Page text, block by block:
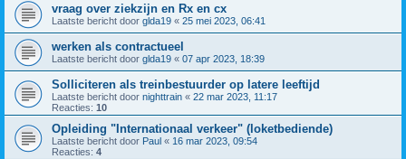
vraag over ziekzijn en Rx en cx
Laatste bericht door glda19 « 25 mei 2023, 06:41
werken als contractueel
Laatste bericht door glda19 « 07 apr 2023, 18:39
Solliciteren als treinbestuurder op latere leeftijd
Laatste bericht door nighttrain « 22 mar 2023, 11:17
Reacties: 10
Opleiding "Internationaal verkeer" (loketbediende)
Laatste bericht door Paul « 16 mar 2023, 09:54
Reacties: 4